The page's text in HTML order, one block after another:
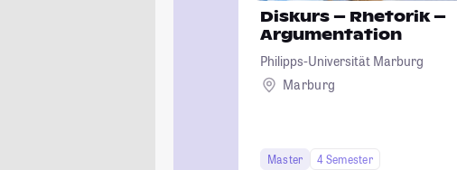
Diskurs – Rhetorik –
Argumentation
Philipps-Universität Marburg
Marburg
Master 4 Semester